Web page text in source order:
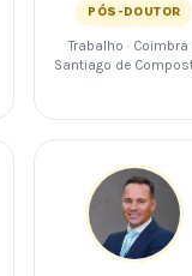
PÓS-DOUTOR
Trabalho · Coimbra
Santiago de